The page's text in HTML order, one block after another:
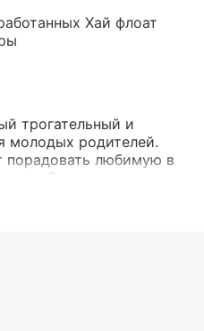
Хай флоат
трогательный и
молодых родителей.
порадовать любимую в
к такому
настроение и
малыша как